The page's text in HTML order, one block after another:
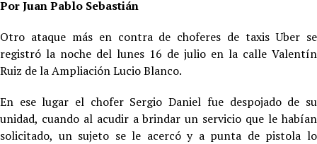
Por Juan Pablo Sebastián
Otro ataque más en contra de choferes de taxis Uber se
registró la noche del lunes 16 de julio en la calle Valentín
Ruiz de la Ampliación Lucio Blanco.
En ese lugar el chofer Sergio Daniel fue despojado de su
unidad, cuando al acudir a brindar un servicio que le habían
solicitado, un sujeto se le acercó y a punta de pistola lo